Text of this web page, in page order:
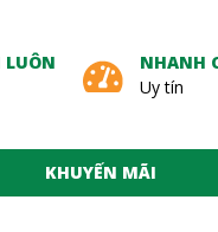
LUÔN
NHANH
Uy tín
KHUYẾN MÃI